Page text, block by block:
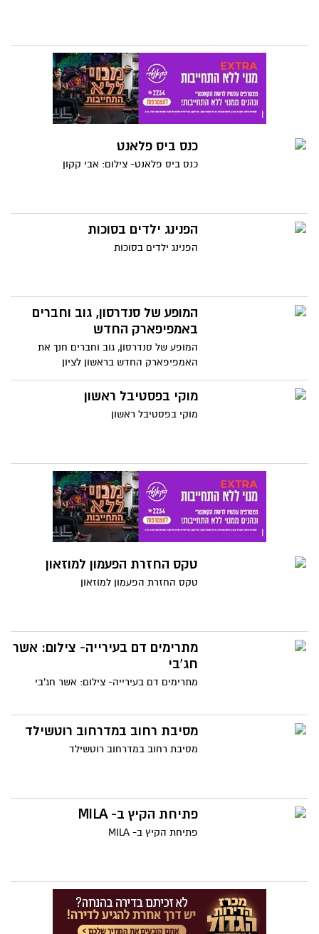
כנס ביס פלאנט
כנס ביס פלאנט- צילום: אבי קקון
הפנינג ילדים בסוכות
הפנינג ילדים בסוכות
המופע של סנדרסון, גוב וחברים
באמפיפארק החדש
המופע של סנדרסון, גוב וחברים חנך את
האמפיפארק החדש בראשון לציון
מוקי בפסטיבל ראשון
מוקי בפסטיבל ראשון
טקס החזרת הפעמון למוזאון
טקס החזרת הפעמון למוזאון
מתרימים דם בעירייה- צילום: אשר
חג'בי
מתרימים דם בעירייה- צילום: אשר חג'בי
מסיבת רחוב במדרחוב רוטשילד
מסיבת רחוב במדרחוב רוטשילד
פתיחת הקיץ ב- MILA
פתיחת הקיץ ב- MILA